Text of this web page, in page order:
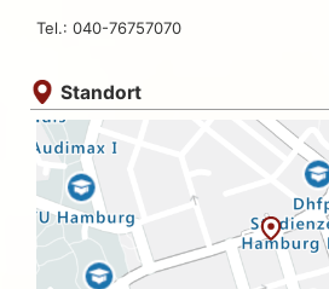
Tel.: 040-76757070
Standort